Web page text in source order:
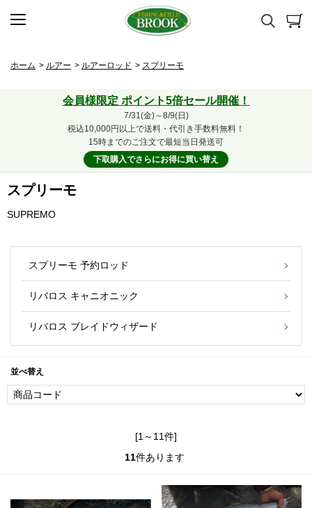
ホーム > ルアー > ルアーロッド > スプリーモ
会員様限定 ポイント5倍セール開催！
7/31(金)～8/9(日)
税込10,000円以上で送料・代引き手数料無料！
15時までのご注文で最短当日発送可
下取購入でさらにお得に買い替え
スプリーモ
SUPREMO
スプリーモ 予約ロッド
リバロス キャニオニック
リバロス ブレイドウィザード
並べ替え
[1～11件]
11件あります